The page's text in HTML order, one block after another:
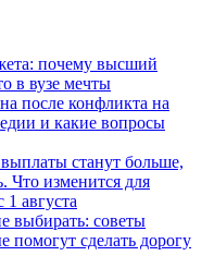
почему высший
в вузе мечты
после конфликта на
и какие вопросы
станут больше,
Что изменится для
августа
выбирать: советы
помогут сделать дорогу